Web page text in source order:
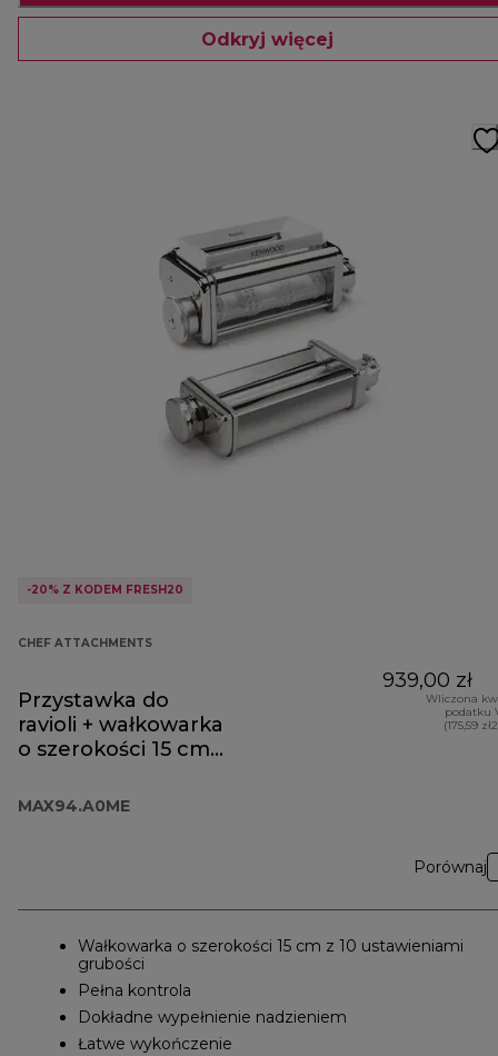
Odkryj więcej
-20% Z KODEM FRESH20
CHEF ATTACHMENTS
Przystawka do
ravioli + wałkowarka
o szerokości 15 cm
MAX94.A0ME
939,00 zł
Wliczona
podatku
(175,59
Porównaj
Wałkowarka o szerokości 15 cm z 10 ustawieniami
grubości
Pełna kontrola
Dokładne wypełnienie nadzieniem
Łatwe wykończenie